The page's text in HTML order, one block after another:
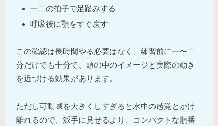
一二の拍子で足踏みする
呼吸後に顎をすぐ戻す
この確認は長時間やる必要はなく、練習前に一〜二
分だけでも十分で、頭の中のイメージと実際の動き
を近づける効果があります。
ただし可動域を大きくしすぎると水中の感覚とかけ
離れるので、派手に見せるより、コンパクトな順番